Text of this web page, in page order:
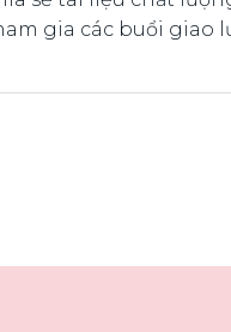
gia các buổi giao